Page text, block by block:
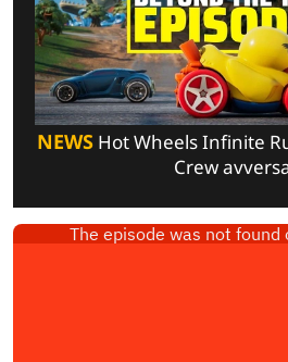
NEWS Hot Wheels Infinite
Crew